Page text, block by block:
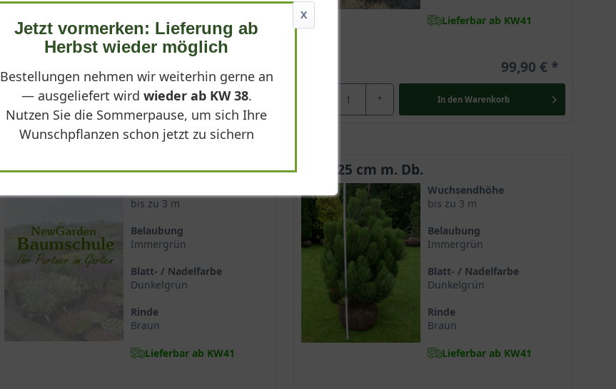
Lieferbar ab KW41
72,90 €
- + In den Warenkorb
Lieferbar ab KW41
99,90 €
+ In den Warenkorb
80-100 cm m. B.
bis zu 3 m
Belaubung
Immergrün
Blatt- / Nadelfarbe
Dunkelgrün
Rinde
Braun
Lieferbar ab KW41
100-125 cm m. Db.
Wuchsendhöhe
bis zu 3 m
Belaubung
Immergrün
Blatt- / Nadelfarbe
Dunkelgrün
Rinde
Braun
Lieferbar ab KW41
X
Jetzt vormerken: Lieferung ab
Herbst wieder möglich
Bestellungen nehmen wir weiterhin gerne an
— ausgeliefert wird wieder ab KW 38.
Nutzen Sie die Sommerpause, um sich Ihre
Wunschpflanzen schon jetzt zu sichern